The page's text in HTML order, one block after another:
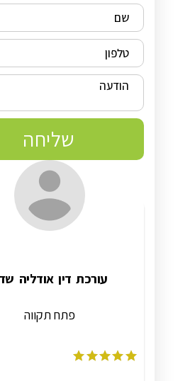
שליחה
עורכת דין אודליה
פתח תקווה